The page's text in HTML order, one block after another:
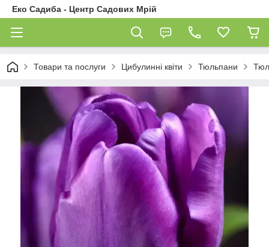
Еко Садиба - Центр Садових Мрій
Товари та послуги Цибулинні квіти Тюльпани